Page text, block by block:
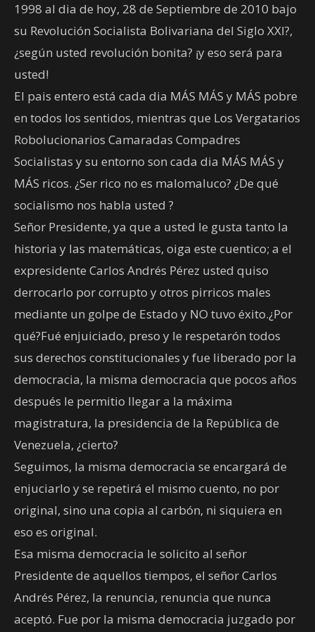
1998 al dia de hoy, 28 de Septiembre de 2010 bajo
su Revolución Socialista Bolivariana del Siglo XXI?,
¿según usted revolución bonita? ¡y eso será para
usted!
El pais entero está cada dia MÁS MÁS y MÁS pobre
en todos los sentidos, mientras que Los Vergatarios
Robolucionarios Camaradas Compadres
Socialistas y su entorno son cada dia MÁS MÁS y
MÁS ricos. ¿Ser rico no es malomaluco? ¿De qué
socialismo nos habla usted ?
Señor Presidente, ya que a usted le gusta tanto la
historia y las matemáticas, oiga este cuentico; a el
expresidente Carlos Andrés Pérez usted quiso
derrocarlo por corrupto y otros pirricos males
mediante un golpe de Estado y NO tuvo éxito.¿Por
qué?Fué enjuiciado, preso y le respetarón todos
sus derechos constitucionales y fue liberado por la
democracia, la misma democracia que pocos años
después le permitio llegar a la máxima
magistratura, la presidencia de la República de
Venezuela, ¿cierto?
Seguimos, la misma democracia se encargará de
enjuciarlo y se repetirá el mismo cuento, no por
original, sino una copia al carbón, ni siquiera en
eso es original.
Esa misma democracia le solicito al señor
Presidente de aquellos tiempos, el señor Carlos
Andrés Pérez, la renuncia, renuncia que nunca
aceptó. Fue por la misma democracia juzgado por